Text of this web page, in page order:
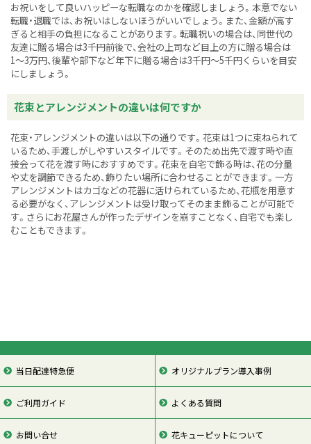
お祝いをして良いハッピーな転職なのかを確認しましょう。本意でない
転職・退職では、お祝いはしないほうがいいでしょう。また、金額が高す
ぎると相手の負担になることがあります。転職祝いの場合は、同世代の
友達に贈る場合は3千円前後で、会社の上司など目上の方に贈る場合は
1〜3万円、後輩や部下など年下に贈る場合は3千円～5千円くらいを目安
にしましょう。
花束とアレンジメントの違いは何ですか
花束・アレンジメントの違いは以下の通りです。花束は1つに束ねられて
いるため、手渡しがしやすいスタイルです。そのため出先で渡す時や直
接会って花を渡す時におすすめです。花束を自宅で飾る時は、花の分量
や丈を調節できるため、飾りたい場所に合わせることができます。一方
アレンジメントはカゴなどの花器に活けられているため、花瓶を用意す
る必要がなく、アレンジメントは受け取ってそのまま飾ることが可能で
す。さらにお花屋さんが作ったデザインを崩すことなく、自宅でも楽し
むこともできます。
当日配達特急便 オリジナルプラン導入事例
ご利用ガイド よくある質問
お問い合せ 花キューピットについて